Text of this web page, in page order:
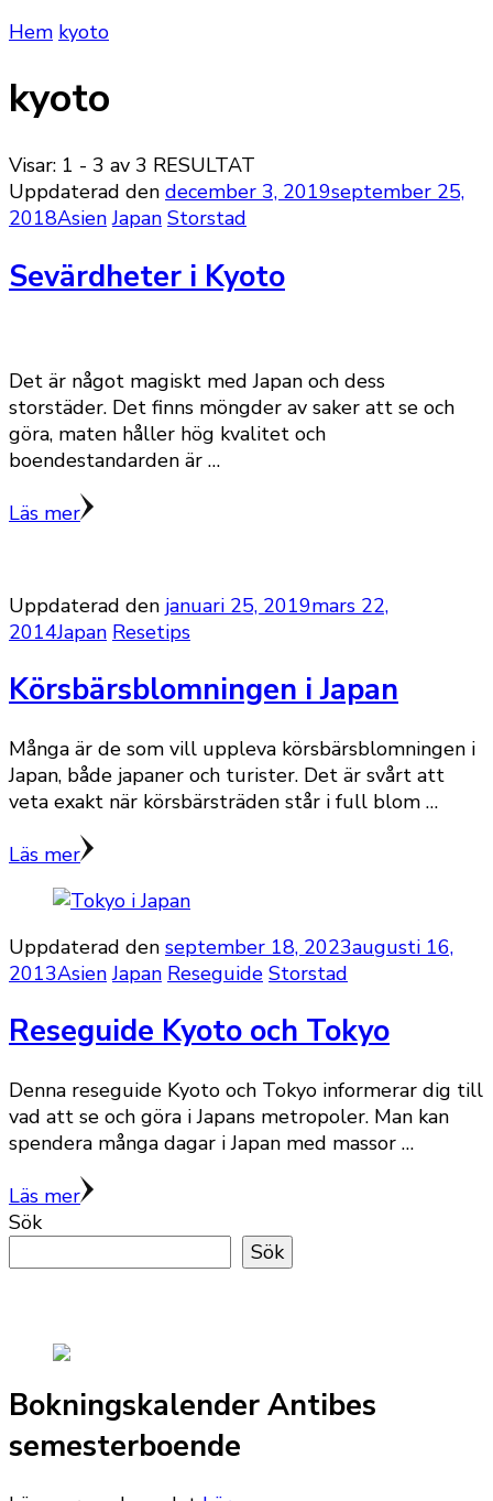
Hem kyoto
kyoto
Visar: 1 - 3 av 3 RESULTAT
Uppdaterad den december 3, 2019september 25,
2018Asien Japan Storstad
Sevärdheter i Kyoto
Det är något magiskt med Japan och dess
storstäder. Det finns möngder av saker att se och
göra, maten håller hög kvalitet och
boendestandarden är …
Läs mer
Uppdaterad den januari 25, 2019mars 22,
2014Japan Resetips
Körsbärsblomningen i Japan
Många är de som vill uppleva körsbärsblomningen i
Japan, både japaner och turister. Det är svårt att
veta exakt när körsbärsträden står i full blom …
Läs mer
Uppdaterad den september 18, 2023augusti 16,
2013Asien Japan Reseguide Storstad
Reseguide Kyoto och Tokyo
Denna reseguide Kyoto och Tokyo informerar dig till
vad att se och göra i Japans metropoler. Man kan
spendera många dagar i Japan med massor …
Läs mer
Sök
Sök
Bokningskalender Antibes
semesterboende